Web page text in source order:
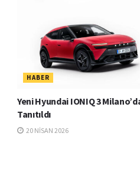
HABER
Yeni Hyundai IONIQ 3
Tanıtıldı
20 NISAN 2026